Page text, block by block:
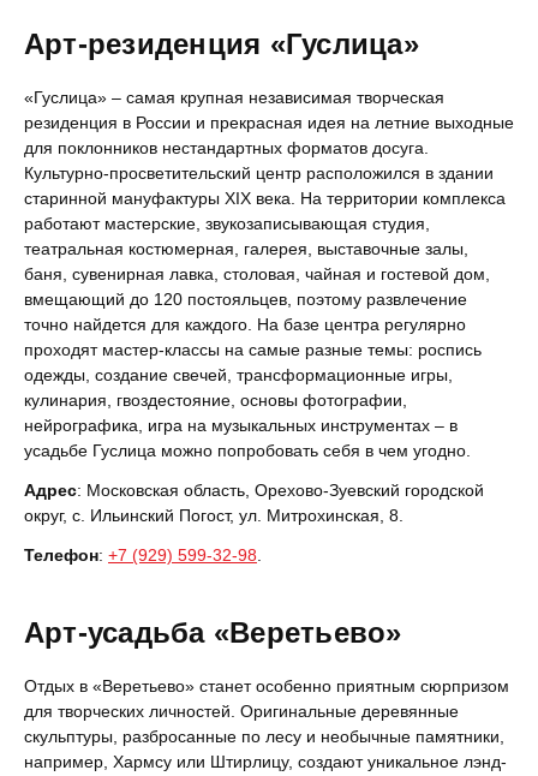
Арт-резиденция «Гуслица»
«Гуслица» – самая крупная независимая творческая
резиденция в России и прекрасная идея на летние выходные
для поклонников нестандартных форматов досуга.
Культурно-просветительский центр расположился в здании
старинной мануфактуры XIX века. На территории комплекса
работают мастерские, звукозаписывающая студия,
театральная костюмерная, галерея, выставочные залы,
баня, сувенирная лавка, столовая, чайная и гостевой дом,
вмещающий до 120 постояльцев, поэтому развлечение
точно найдется для каждого. На базе центра регулярно
проходят мастер-классы на самые разные темы: роспись
одежды, создание свечей, трансформационные игры,
кулинария, гвоздестояние, основы фотографии,
нейрографика, игра на музыкальных инструментах – в
усадьбе Гуслица можно попробовать себя в чем угодно.
Адрес: Московская область, Орехово-Зуевский городской
округ, с. Ильинский Погост, ул. Митрохинская, 8.
Телефон: +7 (929) 599-32-98
Арт-усадьба «Веретьево»
Отдых в «Веретьево» станет особенно приятным сюрпризом
для творческих личностей. Оригинальные деревянные
скульптуры, разбросанные по лесу и необычные памятники,
например, Хармсу или Штирлицу, создают уникальное лэнд-